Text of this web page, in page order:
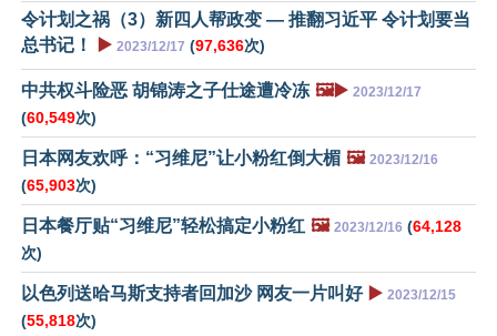
令计划之祸（3）新四人帮政变 — 推翻习近平 令计划要当
总书记！
▶️ 2023/12/17 (97,636次)
中共权斗险恶 胡锦涛之子仕途遭冷冻 🖼️▶️ 2023/12/17
(60,549次)
日本网友欢呼：“习维尼”让小粉红倒大楣 🖼️ 2023/12/16
(65,903次)
日本餐厅贴“习维尼”轻松搞定小粉红 🖼️ 2023/12/16 (64,128
次)
以色列送哈马斯支持者回加沙 网友一片叫好 ▶️ 2023/12/15
(55,818次)